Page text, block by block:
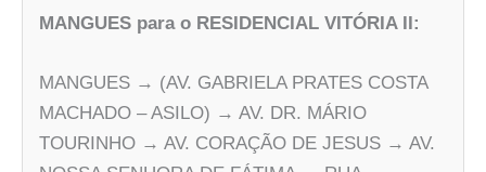
MANGUES para o RESIDENCIAL VITÓRIA II:
MANGUES → (AV. GABRIELA PRATES COSTA
MACHADO – ASILO) → AV. DR. MÁRIO
TOURINHO → AV. CORAÇÃO DE JESUS → AV.